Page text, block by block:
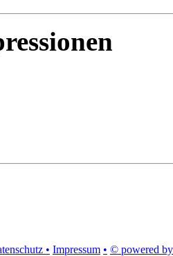
• Impressum • © powered